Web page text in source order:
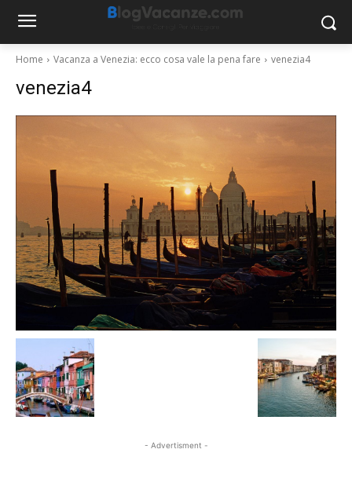
Home Vacanza a Venezia: ecco cosa vale la pena fare venezia4
venezia4
- Advertisment -